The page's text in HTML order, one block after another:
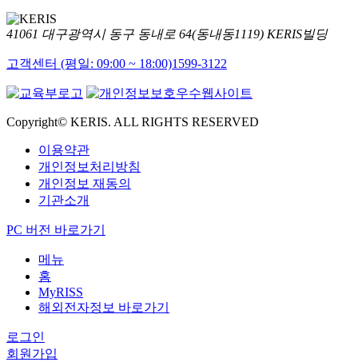
41061 대구광역시 동구 동내로 64(동내동1119) KERIS빌딩
고객센터 (평일: 09:00 ~ 18:00)1599-3122
Copyright© KERIS. ALL RIGHTS RESERVED
이용약관
개인정보처리방침
개인정보 재동의
기관소개
PC 버전 바로가기
메뉴
홈
MyRISS
해외전자정보 바로가기
로그인
회원가입